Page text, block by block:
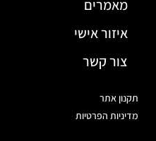
מאמרים
איזור אישי
צור קשר
תקנון אתר
מדיניות הפרטיות